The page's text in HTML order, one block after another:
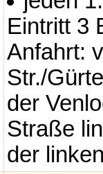
Eintritt 3
Anfahrt:
Str./
der
Straße
der